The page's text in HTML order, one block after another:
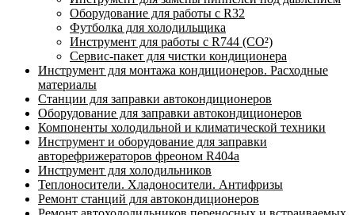
Оборудование для работы с R32
Футболка для холодильщика
Инструмент для работы с R744 (CO²)
Сервис-пакет для чистки кондиционера
Инструмент для монтажа кондиционеров. Расходные
материалы
Станции для заправки автокондиционеров
Оборудование для заправки автокондиционеров
Компоненты холодильной и климатической техники
Инструмент и оборудование для заправки
авторефрижераторов фреоном R404a
Инструмент для холодильников
Теплоносители. Хладоносители. Антифризы
Ремонт станций для автокондиционеров